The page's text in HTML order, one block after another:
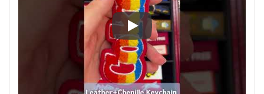
¡Veamos qué material de